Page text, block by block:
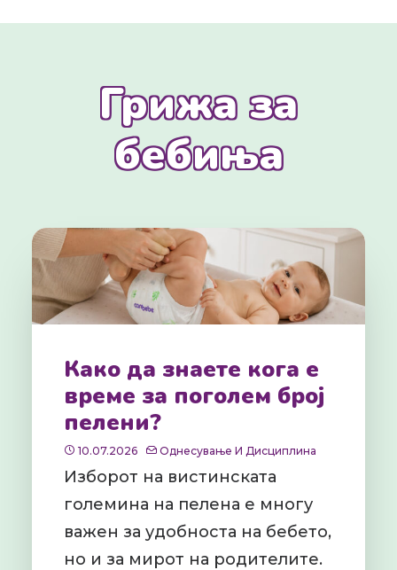
Грижа за
бебиња
Како да знаете кога е
време за поголем број
пелени?
10.07.2026 Однесување И Дисциплина
Изборот на вистинската
големина на пелена е многу
важен за удобноста на бебето,
но и за мирот на родителите.